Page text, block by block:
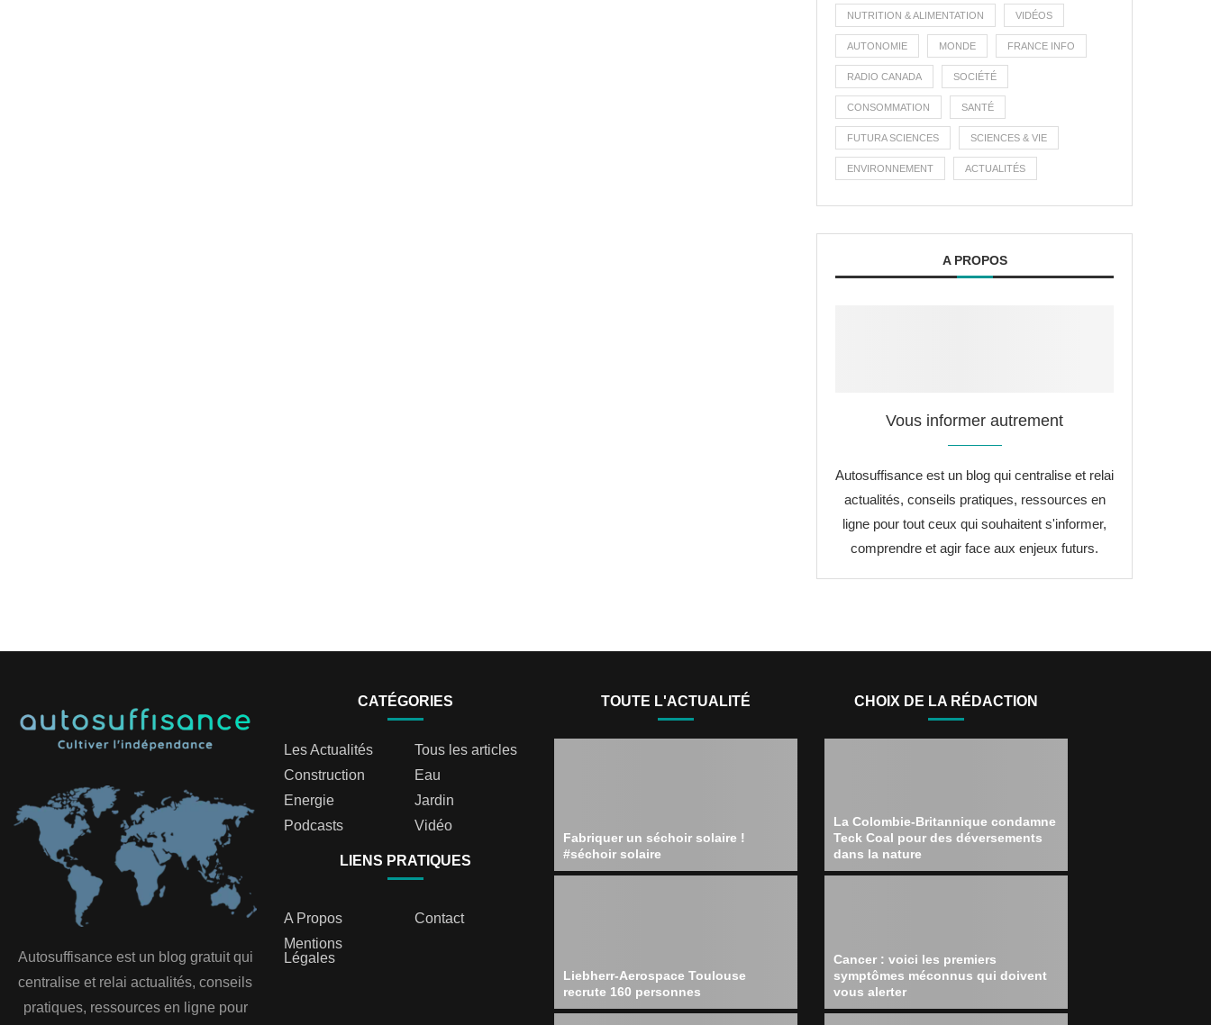
NUTRITION & ALIMENTATION VIDÉOS
AUTONOMIE MONDE FRANCE INFO
RADIO CANADA SOCIÉTÉ
CONSOMMATION SANTÉ
FUTURA SCIENCES SCIENCES & VIE
ENVIRONNEMENT ACTUALITÉS
A PROPOS
Vous informer autrement
Autosuffisance est un blog qui centralise et relai
actualités, conseils pratiques, ressources en
ligne pour tout ceux qui souhaitent s'informer,
comprendre et agir face aux enjeux futurs.
Autosuffisance est un blog gratuit qui
centralise et relai actualités, conseils
pratiques, ressources en ligne pour
CATÉGORIES
Les Actualités
Tous les articles
Construction
Eau
Energie
Jardin
Podcasts
Vidéo
LIENS PRATIQUES
A Propos
Contact
Mentions
Légales
TOUTE L'ACTUALITÉ
Fabriquer un séchoir solaire !
#séchoir solaire
Liebherr-Aerospace Toulouse
recrute 160 personnes
CHOIX DE LA RÉDACTION
La Colombie-Britannique condamne
Teck Coal pour des déversements
dans la nature
Cancer : voici les premiers
symptômes méconnus qui doivent
vous alerter